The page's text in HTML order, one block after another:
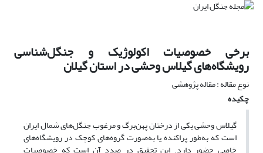
برخی خصوصیات اکولوژیک و جنگل‌شناسی
رویشگاه‌های گیلاس وحشی در استان گیلان
نوع مقاله : مقاله پژوهشی
چکیده
گیلاس وحشی یکی از درختان پهن‌برگ و مرغوب جنگل‌های شمال ایران
است که به‌طور پراکنده یا به‌صورت گروه‌های کوچک در رویشگاه‌های